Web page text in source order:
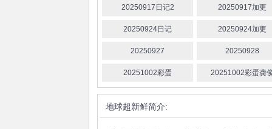
20250917日记2 20250917加更
20250924日记 20250924加更
20250927 20250928
20251002彩蛋 20251002彩蛋龚
地球超新鲜简介: